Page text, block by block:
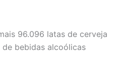
96.096 latas de cerveja
bebidas alcoólicas